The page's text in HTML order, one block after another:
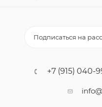
Подписаться на
+7 (915) 040-